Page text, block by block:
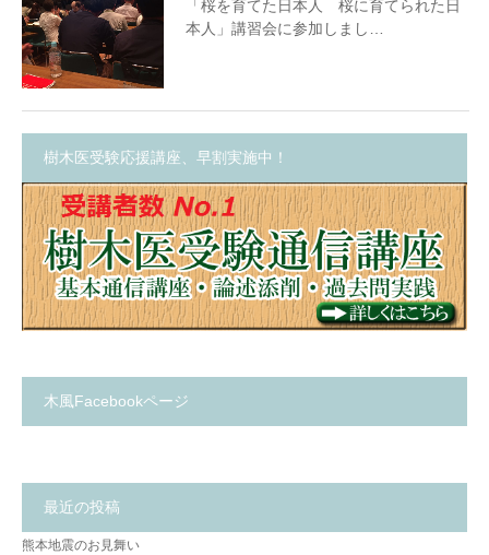
「桜を育てた日本人 桜に育てられた日
本人」講習会に参加しまし…
樹木医受験応援講座、早割実施中！
木風Facebookページ
最近の投稿
熊本地震のお見舞い